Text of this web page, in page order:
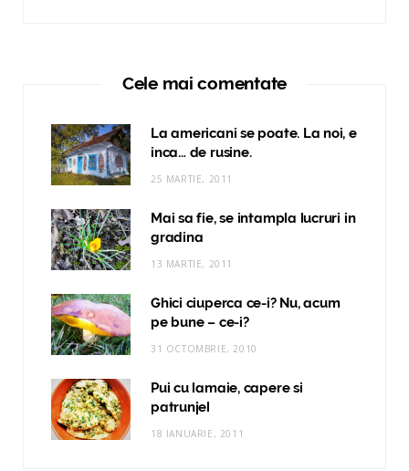
Cele mai comentate
La americani se poate. La noi, e
inca… de rusine.
25 MARTIE, 2011
Mai sa fie, se intampla lucruri in
gradina
13 MARTIE, 2011
Ghici ciuperca ce-i? Nu, acum
pe bune – ce-i?
31 OCTOMBRIE, 2010
Pui cu lamaie, capere si
patrunjel
18 IANUARIE, 2011